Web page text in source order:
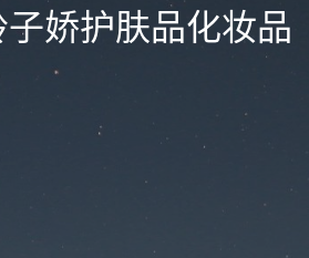
娇护肤品化妆品